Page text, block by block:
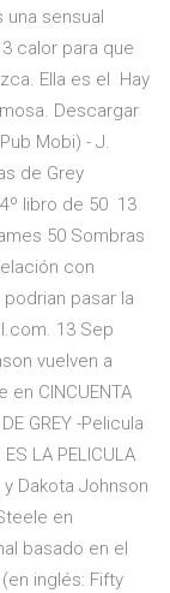
sensual
calor para que
Ella es el Hay
Descargar
Mobi) - J.
de Grey
libro de 50 13
50 Sombras
con
pasar la
13 Sep
vuelven a
CINCUENTA
GREY -Pelicula
LA PELICULA
y Dakota Johnson
en
basado en el
inglés: Fifty